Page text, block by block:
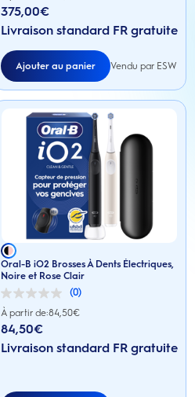
étoiles.
375,00€
Livraison standard FR gratuite
Ajouter au panier Vendu par ESW
Oral-B iO2 Brosses À Dents Électriques,
Noire et Rose Clair
(0)
0.0
sur
étoiles.
À partir de:84,50€
84,50€
Livraison standard FR gratuite